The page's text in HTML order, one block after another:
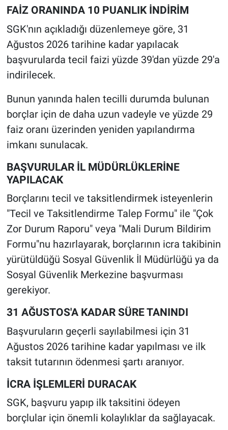
FAİZ ORANINDA 10 PUANLIK İNDİRİM
SGK'nın açıkladığı düzenlemeye göre, 31
Ağustos 2026 tarihine kadar yapılacak
başvurularda tecil faizi yüzde 39'dan yüzde 29'a
indirilecek.
Bunun yanında halen tecilli durumda bulunan
borçlar için de daha uzun vadeyle ve yüzde 29
faiz oranı üzerinden yeniden yapılandırma
imkanı sunulacak.
BAŞVURULAR İL MÜDÜRLÜKLERİNE
YAPILACAK
Borçlarını tecil ve taksitlendirmek isteyenlerin
"Tecil ve Taksitlendirme Talep Formu" ile "Çok
Zor Durum Raporu" veya "Mali Durum Bildirim
Formu"nu hazırlayarak, borçlarının icra takibinin
yürütüldüğü Sosyal Güvenlik İl Müdürlüğü ya da
Sosyal Güvenlik Merkezine başvurması
gerekiyor.
31 AĞUSTOS'A KADAR SÜRE TANINDI
Başvuruların geçerli sayılabilmesi için 31
Ağustos 2026 tarihine kadar yapılması ve ilk
taksit tutarının ödenmesi şartı aranıyor.
İCRA İŞLEMLERİ DURACAK
SGK, başvuru yapıp ilk taksitini ödeyen
borçlular için önemli kolaylıklar da sağlayacak.